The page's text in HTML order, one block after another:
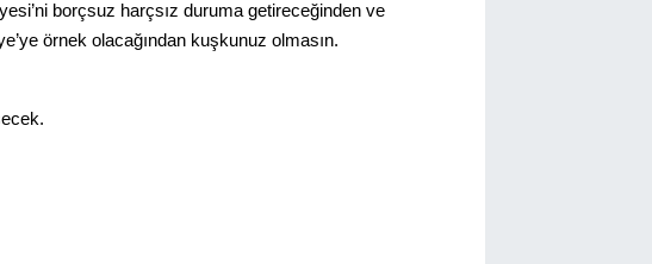
borçsuz harçsız duruma getireceğinden ve
örnek olacağından kuşkunuz olmasın.